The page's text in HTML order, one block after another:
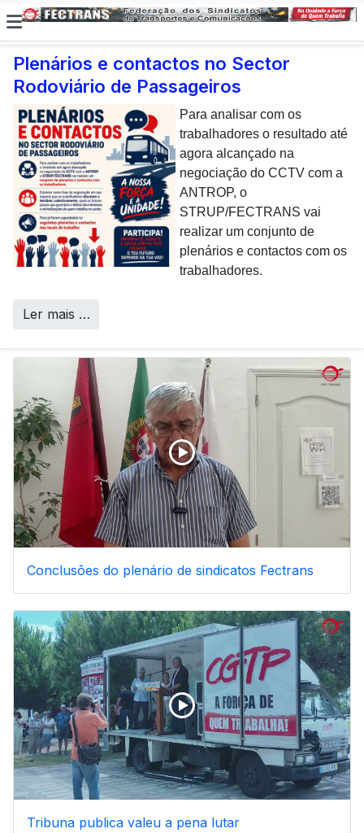
Plenários e contactos no Sector
Rodoviário de Passageiros
Para analisar com os
trabalhadores o resultado até
agora alcançado na
negociação do CCTV com a
ANTROP, o
STRUP/FECTRANS vai
realizar um conjunto de
plenários e contactos com os
trabalhadores.
Ler mais …
E não posso […] deixar de
dar uma nota de
agradecimento aos
colaboradores da CP que,
todos os dias, enfrentam com
sucesso os desafios
operacionais de manutenção
inerentes a uma frota tão
envelhecida.
Call Centers
Conclusões do plenário de sindicatos Fectrans
Tribuna publica valeu a pena lutar